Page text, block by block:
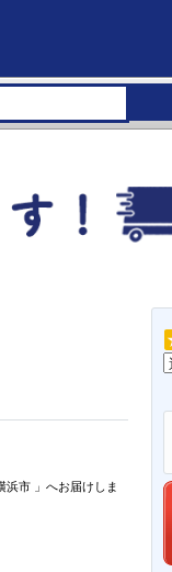
浜市 」 へお届けしま